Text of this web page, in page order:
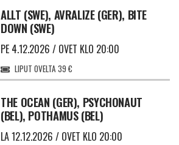
ALLT (SWE), AVRALIZE (GER), BITE
DOWN (SWE)
PE 4.12.2026 / OVET KLO 20:00
LIPUT OVELTA 39 €
THE OCEAN (GER), PSYCHONAUT
(BEL), POTHAMUS (BEL)
LA 12.12.2026 / OVET KLO 20:00